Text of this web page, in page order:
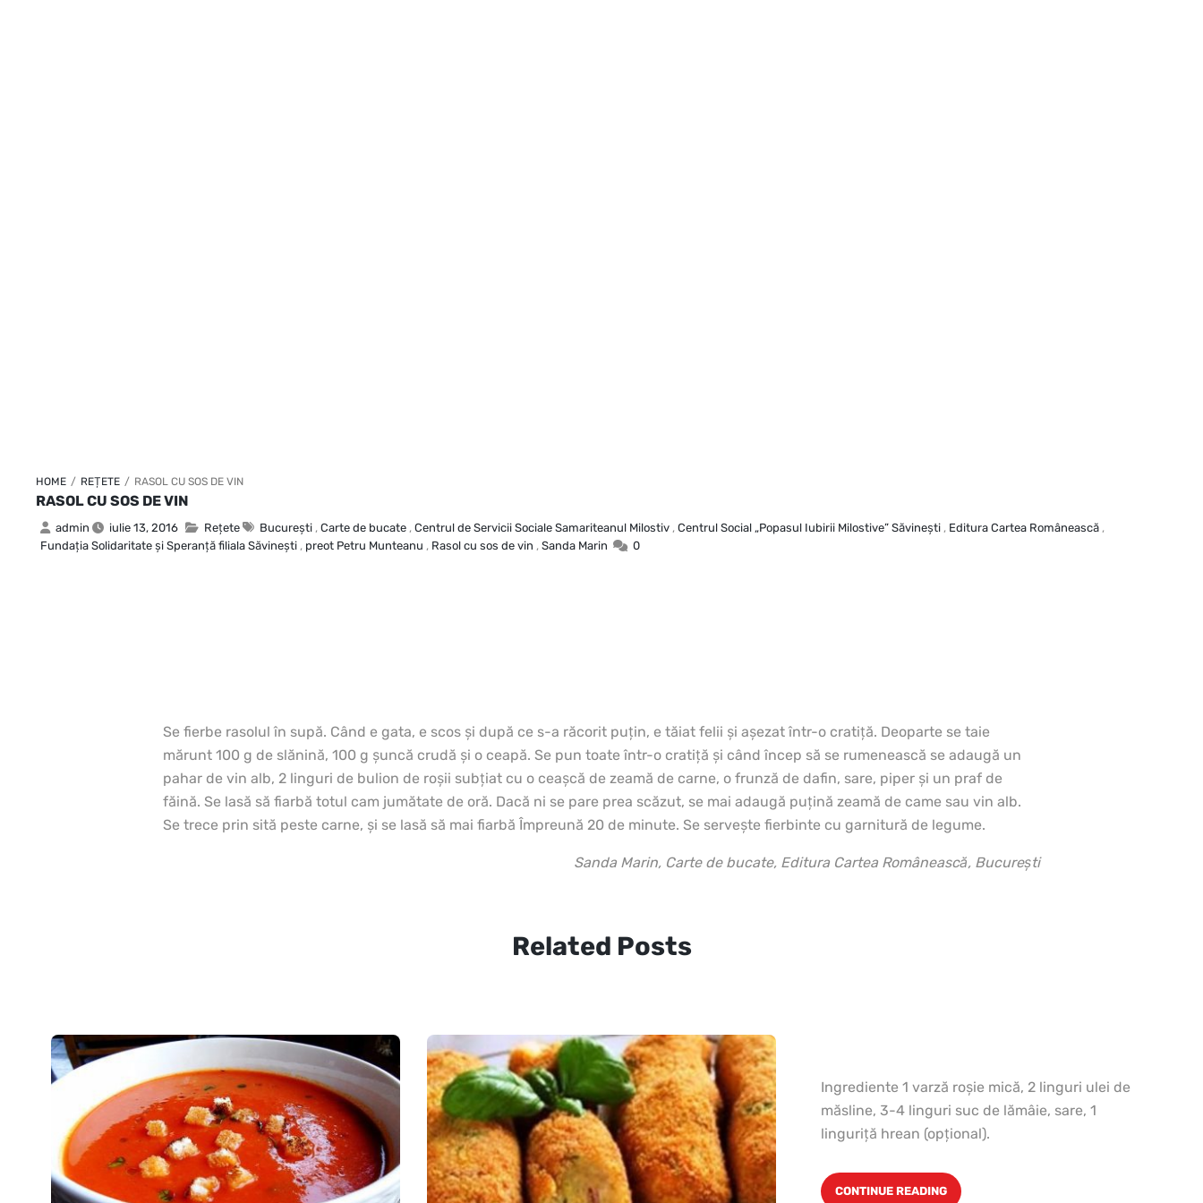
HOME / REȚETE / RASOL CU SOS DE VIN
RASOL CU SOS DE VIN
admin iulie 13, 2016 Rețete Bucureşti , Carte de bucate , Centrul de Servicii Sociale Samariteanul Milostiv , Centrul Social „Popasul Iubirii Milostive” Săvineşti , Editura Cartea Românească ,
Fundaţia Solidaritate şi Speranţă filiala Săvineşti , preot Petru Munteanu , Rasol cu sos de vin , Sanda Marin 0
Se fierbe rasolul în supă. Când e gata, e scos şi după ce s-a răcorit puţin, e tăiat felii şi aşezat într-o cratiţă. Deoparte se taie
mărunt 100 g de slănină, 100 g şuncă crudă şi o ceapă. Se pun toate într-o cratiţă şi când încep să se rumenească se adaugă un
pahar de vin alb, 2 linguri de bulion de roşii subţiat cu o ceaşcă de zeamă de carne, o frunză de dafin, sare, piper şi un praf de
făină. Se lasă să fiarbă totul cam jumătate de oră. Dacă ni se pare prea scăzut, se mai adaugă puţină zeamă de came sau vin alb.
Se trece prin sită peste carne, şi se lasă să mai fiarbă Împreună 20 de minute. Se serveşte fierbinte cu garnitură de legume.
Sanda Marin, Carte de bucate, Editura Cartea Românească, Bucureşti
Related Posts
Ingrediente 1 varză roşie mică, 2 linguri ulei de
măsline, 3-4 linguri suc de lămâie, sare, 1
linguriţă hrean (opţional).
CONTINUE READING